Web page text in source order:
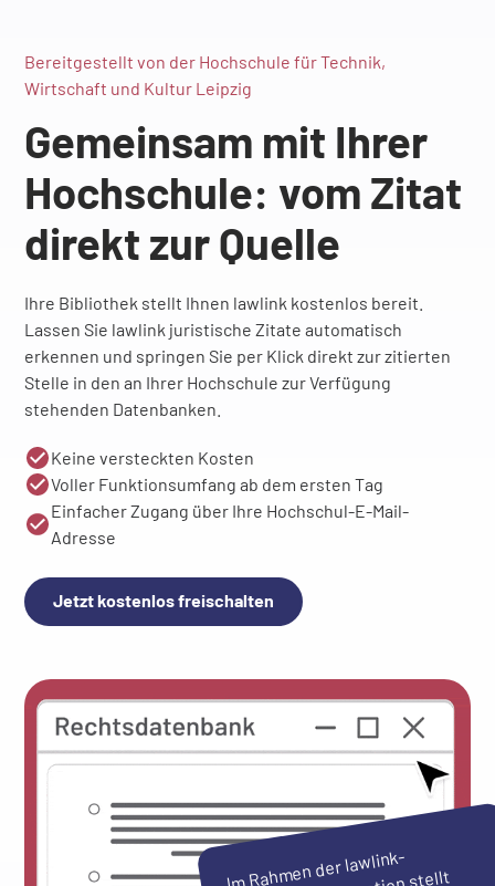
Bereitgestellt von der Hochschule für Technik,
Wirtschaft und Kultur Leipzig
Gemeinsam mit Ihrer
Hochschule: vom Zitat
direkt zur Quelle
Ihre Bibliothek stellt Ihnen lawlink kostenlos bereit.
Lassen Sie lawlink juristische Zitate automatisch
erkennen und springen Sie per Klick direkt zur zitierten
Stelle in den an Ihrer Hochschule zur Verfügung
stehenden Datenbanken.
Keine versteckten Kosten
Voller Funktionsumfang ab dem ersten Tag
Einfacher Zugang über Ihre Hochschul-E-Mail-
Adresse
Jetzt kostenlos freischalten
I
men der lawlink-
Technik,